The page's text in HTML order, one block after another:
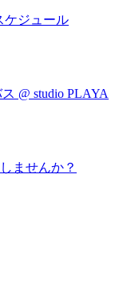
ケジュール
@ studio PLAYA
ませんか？